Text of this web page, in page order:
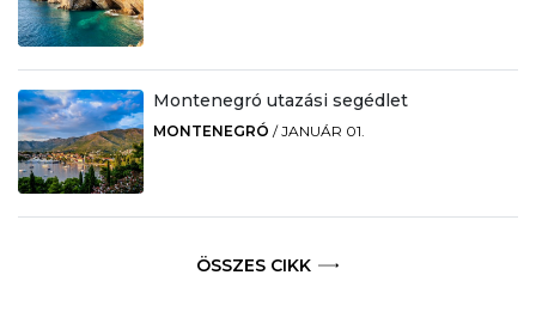
Montenegró utazási segédlet
MONTENEGRÓ /JANUÁR 01.
ÖSSZES CIKK